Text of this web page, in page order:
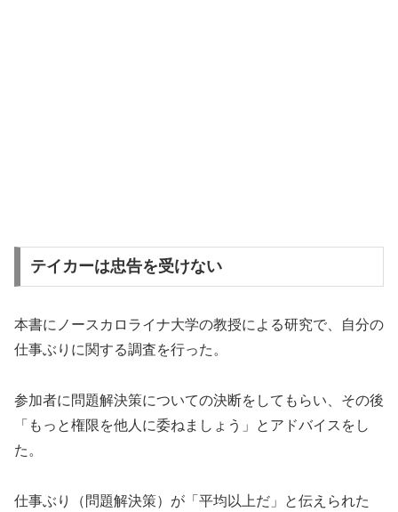
テイカーは忠告を受けない
本書にノースカロライナ大学の教授による研究で、自分の
仕事ぶりに関する調査を行った。
参加者に問題解決策についての決断をしてもらい、その後
「もっと権限を他人に委ねましょう」とアドバイスをし
た。
仕事ぶり（問題解決策）が「平均以上だ」と伝えられた